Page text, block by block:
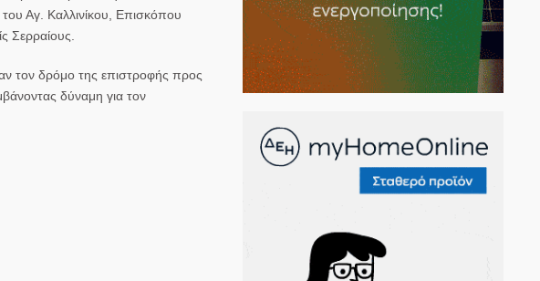
Αγ. Καλλινίκου, Επισκόπου
Σερραίους.
τον δρόμο της επιστροφής προς
δύναμη για τον